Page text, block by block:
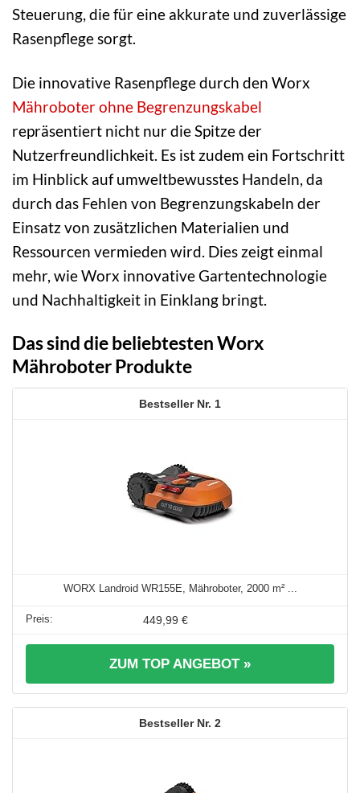
Steuerung, die für eine akkurate und zuverlässige
Rasenpflege sorgt.
Die innovative Rasenpflege durch den Worx
Mähroboter ohne Begrenzungskabel
repräsentiert nicht nur die Spitze der
Nutzerfreundlichkeit. Es ist zudem ein Fortschritt
im Hinblick auf umweltbewusstes Handeln, da
durch das Fehlen von Begrenzungskabeln der
Einsatz von zusätzlichen Materialien und
Ressourcen vermieden wird. Dies zeigt einmal
mehr, wie Worx innovative Gartentechnologie
und Nachhaltigkeit in Einklang bringt.
Das sind die beliebtesten Worx
Mähroboter Produkte
1
WORX Landroid WR155E, Mähroboter, 2000 m² ...
449,99 €
ZUM TOP ANGEBOT »
2